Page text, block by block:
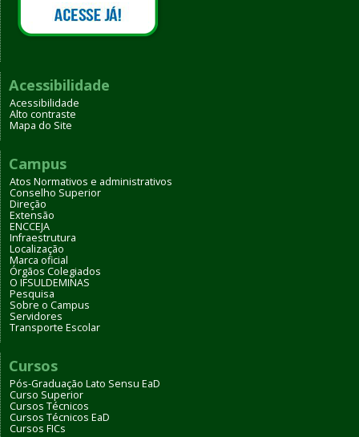
Acessibilidade
Acessibilidade
Alto contraste
Mapa do Site
Campus
Atos Normativos e administrativos
Conselho Superior
Direção
Extensão
ENCCEJA
Infraestrutura
Localização
Marca oficial
Órgãos Colegiados
O IFSULDEMINAS
Pesquisa
Sobre o Campus
Servidores
Transporte Escolar
Cursos
Pós-Graduação Lato Sensu EaD
Curso Superior
Cursos Técnicos
Cursos Técnicos EaD
Cursos FICs